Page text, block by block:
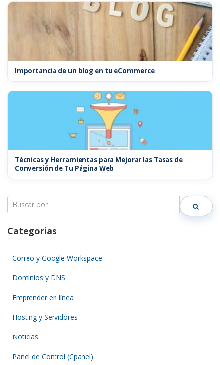
Importancia de un blog en tu eCommerce
Técnicas y Herramientas para Mejorar las Tasas de
Conversión de Tu Página Web
Search
for:
Categorias
Correo y Google Workspace
Dominios y DNS
Emprender en línea
Hosting y Servidores
Noticias
Panel de Control (Cpanel)